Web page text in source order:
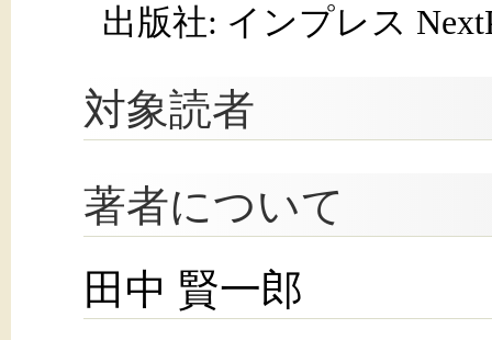
出版社: インプレス
対象読者
著者について
田中 賢一郎